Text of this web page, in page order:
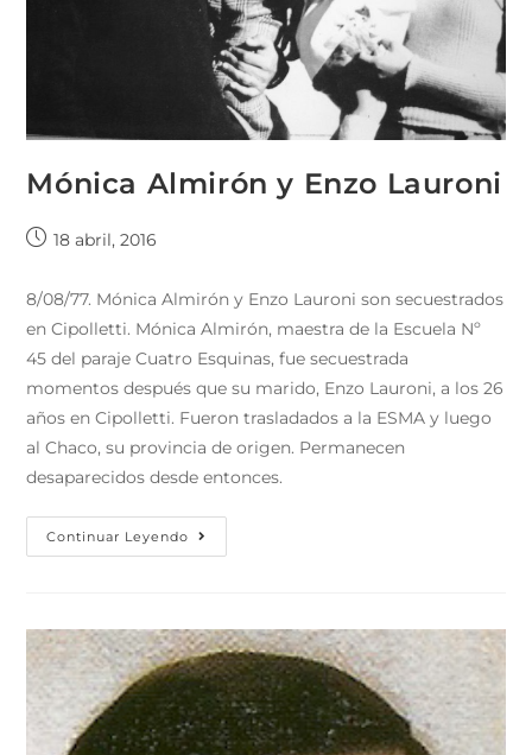
Mónica Almirón y Enzo Lauroni
18 abril, 2016
8/08/77. Mónica Almirón y Enzo Lauroni son secuestrados
en Cipolletti. Mónica Almirón, maestra de la Escuela Nº
45 del paraje Cuatro Esquinas, fue secuestrada
momentos después que su marido, Enzo Lauroni, a los 26
años en Cipolletti. Fueron trasladados a la ESMA y luego
al Chaco, su provincia de origen. Permanecen
desaparecidos desde entonces.
Continuar Leyendo